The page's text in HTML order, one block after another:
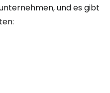
und es gibt